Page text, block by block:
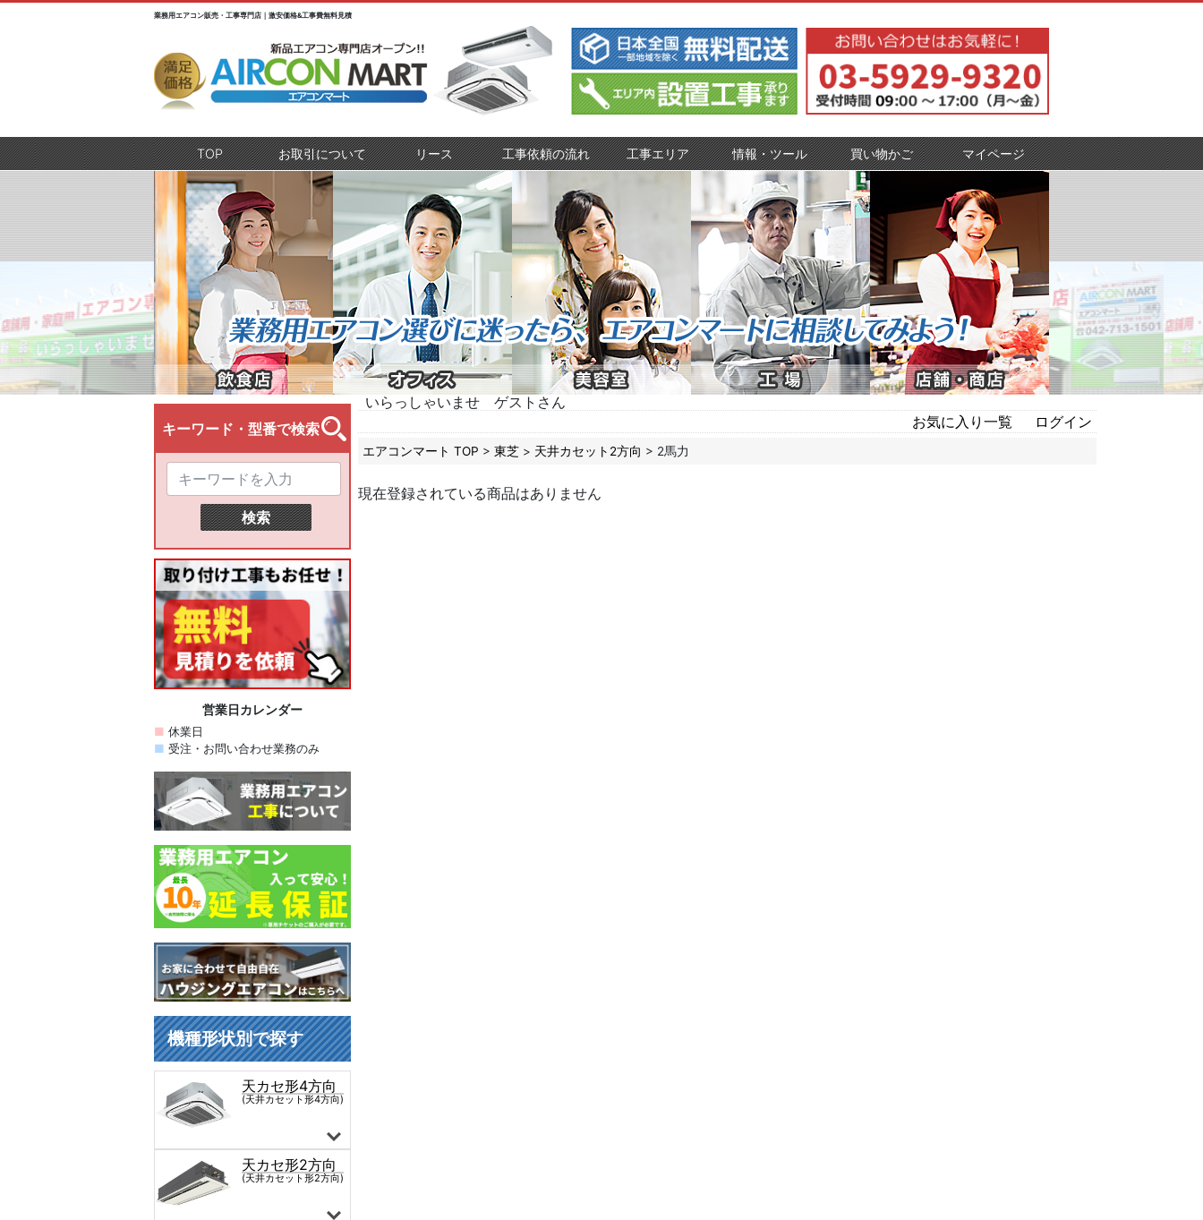
業務用エアコン販売・工事専門店｜激安価格&工事費無料見積
TOP(current) お取引について リース 工事依頼の流れ 工事エリア 情報・ツール 買い物かご マイページ
いらっしゃいませ ゲストさん
お気に入り一覧
ログイン
エアコンマート TOP > 東芝 > 天井カセット2方向 > 2馬力
現在登録されている商品はありません